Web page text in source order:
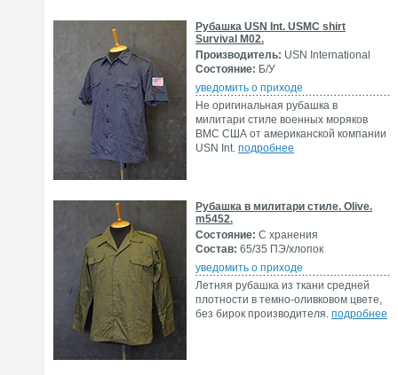
Рубашка USN Int. USMC shirt
Survival M02.
Производитель: USN International
Состояние: Б/У
уведомить о приходе
Не оригинальная рубашка в
милитари стиле военных моряков
ВМС США от американской компании
USN Int. подробнее
Рубашка в милитари стиле. Olive.
m5452.
Состояние: С хранения
Состав: 65/35 ПЭ/хлопок
уведомить о приходе
Летняя рубашка из ткани средней
плотности в темно-оливковом цвете,
без бирок производителя. подробнее